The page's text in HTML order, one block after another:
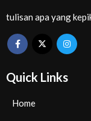
tulisan apa yang
Quick Links
Home